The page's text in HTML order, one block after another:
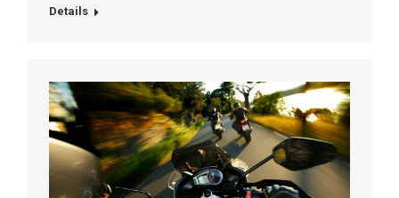
Details